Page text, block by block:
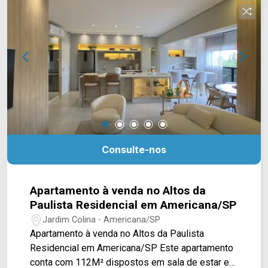
é uma unidade de lançamento. Para saber mais
informações sobre este ou outros imóveis, entre
agora em contato com a Arbix Imóveis pelo
WhatsApp Oficial: (19) 3475-4546 ARBIX
IMÓVEIS - Presente em cada mudança!
Consulte-nos
Apartamento à venda no Altos da
Paulista Residencial em Americana/SP
Jardim Colina - Americana/SP
Apartamento à venda no Altos da Paulista
Residencial em Americana/SP Este apartamento
conta com 112M² dispostos em sala de estar e